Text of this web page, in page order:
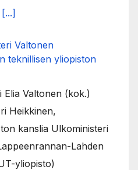
[...]
Valtonen
teknillisen yliopiston
Elia Valtonen (kok.)
Heikkinen,
kanslia Ulkoministeri
Lahden
yliopisto)